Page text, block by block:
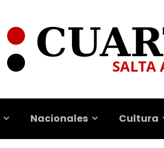
Nacionales Cultura